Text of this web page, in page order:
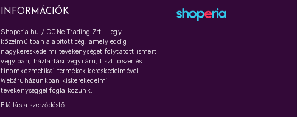
INFORMÁCIÓK
Shoperia.hu / CONe Trading Zrt. – egy
közelmúltban alapított cég, amely eddig
nagykereskedelmi tevékenységet folytatott ismert
vegyipari, háztartási vegyi áru, tisztítószer és
finomkozmetikai termékek kereskedelmével.
Webáruházunkban kiskerekedelmi
tevékenységgel foglalkozunk.
Elállás a szerződéstől